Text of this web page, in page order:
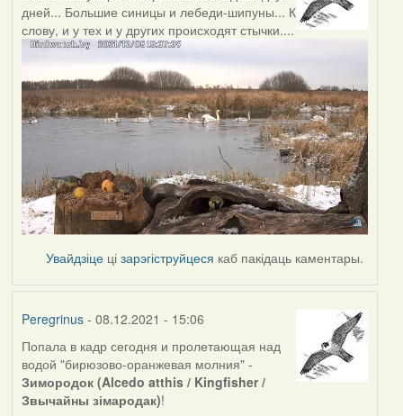
дней... Большие синицы и лебеди-шипуны... К
слову, и у тех и у других происходят стычки....
Увайдзіце цізарэгіструйцеся каб пакідаць каментары.
Peregrinus- 08.12.2021 - 15:06
Попала в кадр сегодня и пролетающая над
водой "бирюзово-оранжевая молния" -
Зимородок (Alcedo atthis / Kingfisher /
Звычайны зімародак)!